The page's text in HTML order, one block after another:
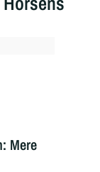
Mere